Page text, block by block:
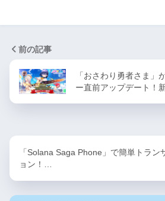
前の記事
「おさわり勇者さま」
ー直前アップデート！
「Solana Saga Phone」で簡単トラン
ョン！…